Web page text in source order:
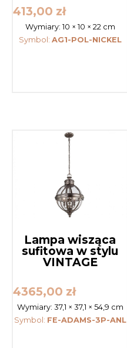
413,00 zł
Wymiary: 10 × 10 × 22 cm
Symbol: AG1-POL-NICKEL
Lampa wisząca
sufitowa w stylu
VINTAGE
4365,00 zł
Wymiary: 37,1 × 37,1 × 54,9 cm
Symbol: FE-ADAMS-3P-ANL